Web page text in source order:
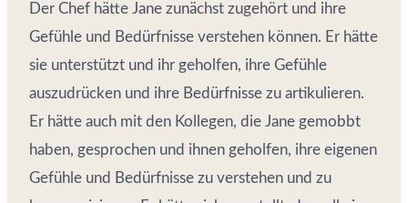
Der Chef hätte Jane zunächst zugehört und ihre
Gefühle und Bedürfnisse verstehen können. Er hätte
sie unterstützt und ihr geholfen, ihre Gefühle
auszudrücken und ihre Bedürfnisse zu artikulieren.
Er hätte auch mit den Kollegen, die Jane gemobbt
haben, gesprochen und ihnen geholfen, ihre eigenen
Gefühle und Bedürfnisse zu verstehen und zu